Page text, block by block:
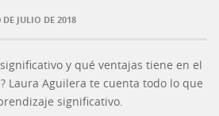
DE JULIO DE 2018
y qué ventajas tiene en el
Laura Aguilera te cuenta todo lo que
significativo.